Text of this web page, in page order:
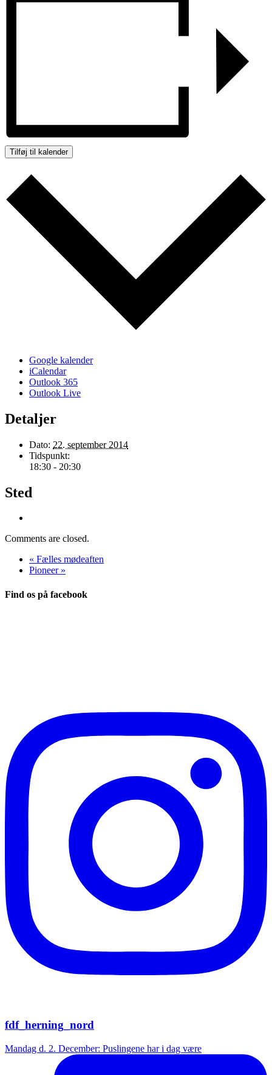
Tilføj til kalender
Google kalender
iCalendar
Outlook 365
Outlook Live
Detaljer
Dato: 22. september 2014
Tidspunkt:
18:30 - 20:30
Sted
Comments are closed.
« Fælles mødeaften
Pioneer »
Find os på facebook
fdf_herning_nord
Mandag d. 2. December: Puslingene har i dag være